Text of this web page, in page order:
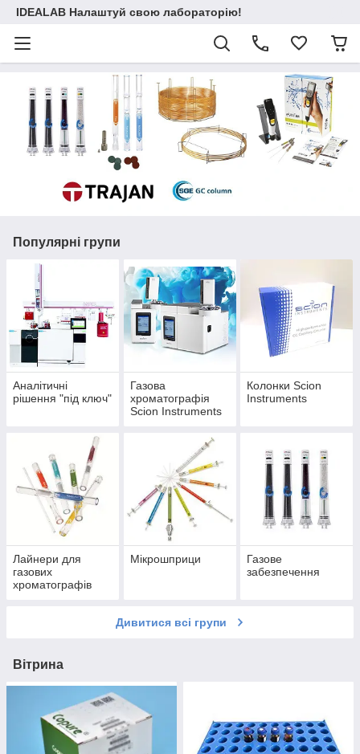
IDEALAB Налаштуй свою лабораторію!
Популярні групи
Аналітичні
рішення "під ключ"
Газова
хроматографія
Scion Instruments
Колонки Scion
Instruments
Лайнери для
газових
хроматографів
Мікрошприци
Газове
забезпечення
Дивитися всі групи
Вітрина